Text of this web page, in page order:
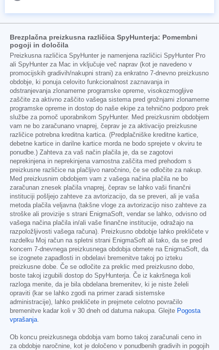
Brezplačna preizkusna različica SpyHunterja: Pomembni
pogoji in določila
Preizkusna različica SpyHunter je namenjena različici SpyHunter Pro
ali SpyHunter za Mac in vključuje več naprav (kot je navedeno v
promocijskih gradivih/nakupni strani) za enkratno 7-dnevno preizkusno
obdobje, ki ponuja celovito funkcionalnost zaznavanja in
odstranjevanja zlonamerne programske opreme, visokozmogljive
zaščite za aktivno zaščito vašega sistema pred grožnjami zlonamerne
programske opreme in dostop do naše ekipe za tehnično podporo prek
službe za pomoč uporabnikom SpyHunter. Med preizkusnim obdobjem
vam ne bo zaračunano vnaprej, čeprav je za aktivacijo preizkusne
različice potrebna kreditna kartica. (Predplačniške kreditne kartice,
debetne kartice in darilne kartice morda ne bodo sprejete v okviru te
ponudbe.) Zahteva za vaš način plačila je, da se zagotovi
neprekinjena in neprekinjena varnostna zaščita med prehodom s
preizkusne različice na plačljivo naročnino, če se odločite za nakup.
Med preizkusnim obdobjem vam z vašega načina plačila ne bo
zaračunan znesek plačila vnaprej, čeprav se lahko vaši finančni
instituciji pošljejo zahteve za avtorizacijo, da se preveri, ali je vaša
metoda plačila veljavna (takšne vloge za avtorizacijo niso zahteve za
stroške ali provizije s strani EnigmaSoft, vendar se lahko, odvisno od
vašega načina plačila in/ali vaše finančne institucije, odražajo na
razpoložljivosti vašega računa). Preizkusno obdobje lahko prekličete v
razdelku Moj račun na spletni strani EnigmaSoft ali tako, da se pred
koncem 7-dnevnega preizkusnega obdobja obrnete na EnigmaSoft, da
se izognete zapadlosti in obdelavi bremenitve takoj po izteku
preizkusne dobe. Če se odločite za preklic med preizkusno dobo,
boste takoj izgubili dostop do SpyHunterja. Če iz kakršnega koli
razloga menite, da je bila obdelana bremenitev, ki je niste želeli
opraviti (kar se lahko zgodi na primer zaradi sistemske
administracije), lahko prekličete in prejmete celotno povračilo
bremenitve kadar koli v 30 dneh od datuma nakupa. Glejte Pogosta
vprašanja.
Ob koncu preizkusnega obdobja vam bomo takoj zaračunali ceno in
za obdobje naročnine, kot je določeno v ponudbenih gradivih in pogojih